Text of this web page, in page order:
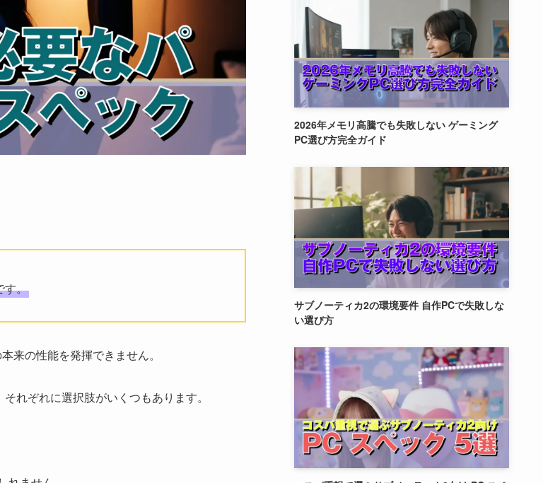
す。
来の性能を発揮できません。
れぞれに選択肢がいくつもあります。
2026年メモリ高騰でも失敗しない ゲーミング
PC選び方完全ガイド
サブノーティカ2の環境要件 自作PCで失敗しな
い選び方